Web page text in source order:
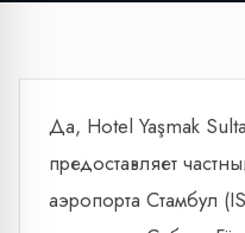
Да, Hotel Yaşmak
предоставляет
аэропорта Стамбул